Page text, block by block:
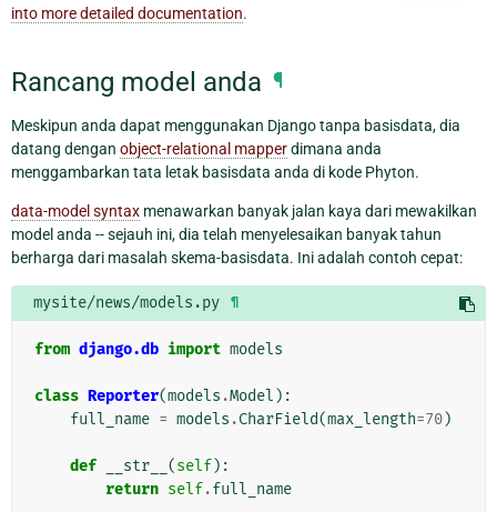
into more detailed documentation.
Rancang model anda ¶
Meskipun anda dapat menggunakan Django tanpa basisdata, dia
datang dengan object-relational mapperdimana anda
menggambarkan tata letak basisdata anda di kode Phyton.
data-model syntax menawarkan banyak jalan kaya dari mewakilkan
model anda -- sejauh ini, dia telah menyelesaikan banyak tahun
berharga dari masalah skema-basisdata. Ini adalah contoh cepat:
mysite/news/models.py ¶
from django.db import models
class Reporter(models .Model ):
full_name = models .CharField(max_length=70)
def __str__ (self):
return self.full_name